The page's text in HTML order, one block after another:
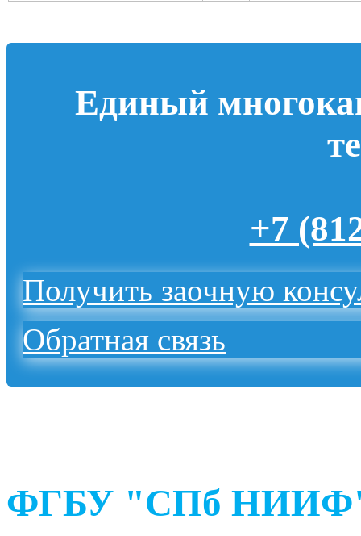
Единый
+7
Получить заочную
Обратная связь
ФГБУ "СПб НИИФ"